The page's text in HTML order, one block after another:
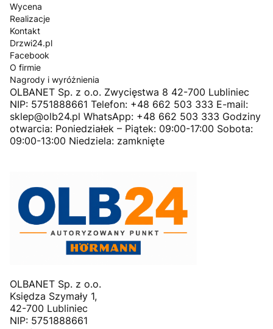
Wycena
Realizacje
Kontakt
Drzwi24.pl
Facebook
O firmie
Nagrody i wyróżnienia
OLBANET Sp. z o.o. Zwycięstwa 8 42-700 Lubliniec
NIP: 5751888661 Telefon: +48 662 503 333 E-mail:
sklep@olb24.pl WhatsApp: +48 662 503 333 Godziny
otwarcia: Poniedziałek – Piątek: 09:00-17:00 Sobota:
09:00-13:00 Niedziela: zamknięte
OLBANET Sp. z o.o.
Księdza Szymały 1,
42-700 Lubliniec
NIP: 5751888661